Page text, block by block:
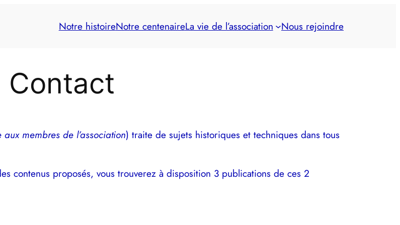
Notre histoireNotre centenaireLa vie de l’association Nous rejoindre
Contact
aux membres de l’association) traite de sujets historiques et techniques dans tous
contenus proposés, vous trouverez à disposition 3 publications de ces 2